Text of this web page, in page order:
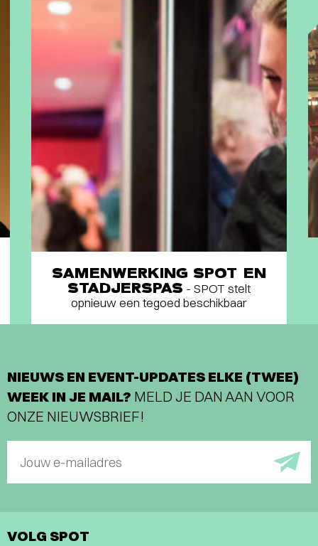
SAMENWERKING SPOT EN
STADJERSPAS - SPOT stelt
opnieuw een tegoed beschikbaar
NIEUWS EN EVENT-UPDATES ELKE (TWEE)
WEEK IN JE MAIL? MELD JE DAN AAN VOOR
ONZE NIEUWSBRIEF!
Jouw e-mailadres
VOLG SPOT